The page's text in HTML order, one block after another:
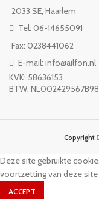
2033 SE, Haarlem
Tel: 06-14655091
Fax: 0238441062
E-mail: info@ailfon.nl
KVK: 58636153
BTW: NL002429567B98
Copyright
Deze site gebruikte
voortzetting van deze
ACCEPT